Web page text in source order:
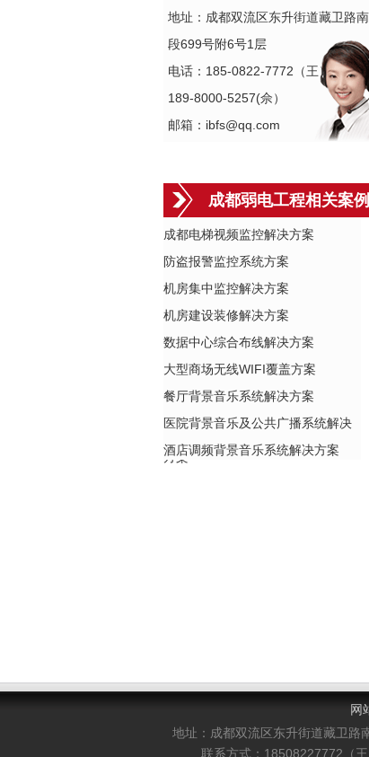
地址：成都双流区东升街道藏卫路
段699号附6号1层
电话：185-0822-7772（王）
189-8000-5257(佘）
邮箱：ibfs@qq.com
成都弱电工程相关案例
成都电梯视频监控解决方案
防盗报警监控系统方案
机房集中监控解决方案
机房建设装修解决方案
数据中心综合布线解决方案
大型商场无线WIFI覆盖方案
餐厅背景音乐系统解决方案
医院背景音乐及公共广播系统解决
方案
酒店调频背景音乐系统解决方案
网
地址：成都双流区东升街道藏卫
联系方式：18508227772（王